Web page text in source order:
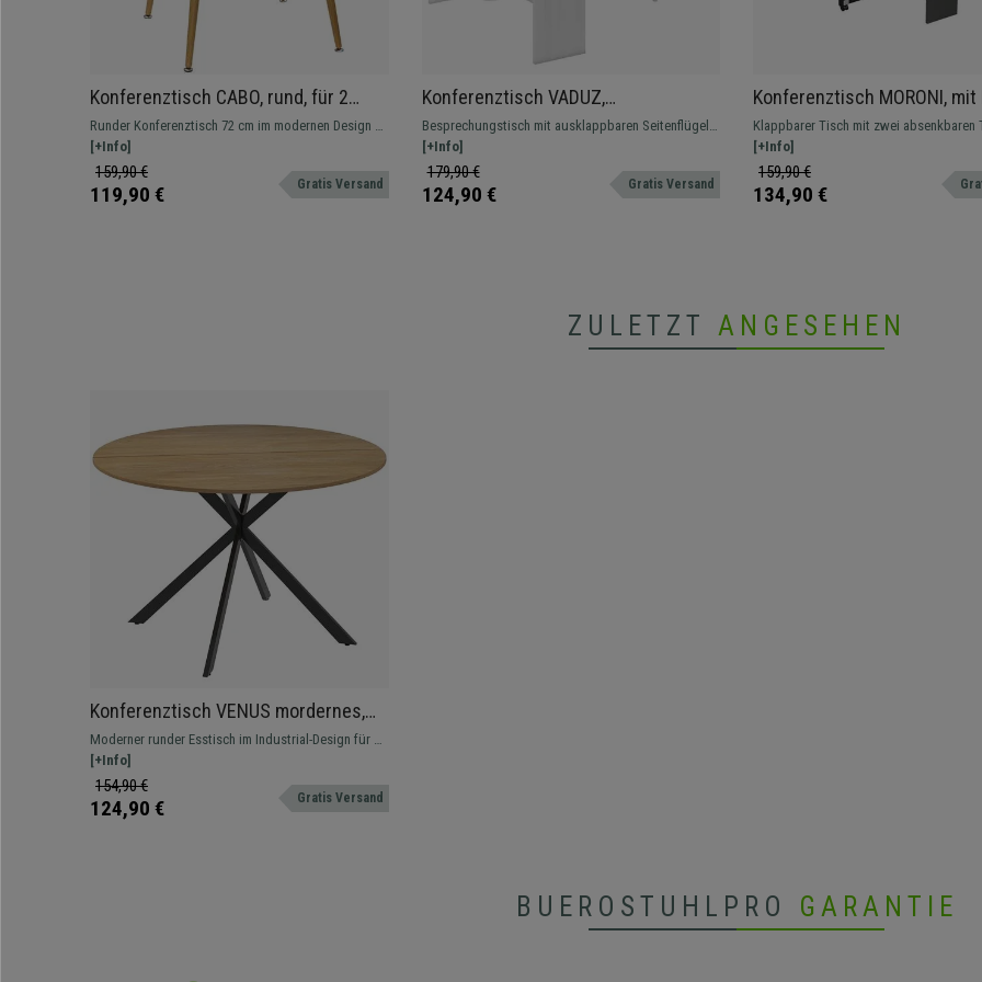
Konferenztisch CABO, rund, für 2
Personen, 72 x 75 cm, Holzoptik,
Farbe Mattweiß
Runder Konferenztisch 72 cm im modernen Design –
kompakt, stabil und vielseitig einsetzbar
[+Info]
159,90 €
119,90 € Gratis Versand
Konferenztisch VADUZ,
163/103/43x80x75 cm, ausklappbar,
Melaminholz, Farbe Weiß
Besprechungstisch mit ausklappbaren Seitenflügeln
für bis zu 6 Personen, geräumige Arbeitsfläche.
[+Info]
179,90 €
124,90 € Gratis Versand
Konferenztisch MORONI, mit
und Regalablagen, für bis zu
Personen, Farbe Schwarz
Klappbarer Tisch mit zwei absenkbaren
und integrierten Ablagefächern – perfekt
für bis zu sechs Personen oder als
Arbeitsplatz.
[+Info]
159,90 €
134,90 €
ZULETZT ANGESEHEN
Konferenztisch VENUS mordernes,
rundes Design, stabiles Stahlgestell,
Durchmesser 120cm, für 4 Personen,
Farbe helle Eiche
Moderner runder Esstisch im Industrial-Design für 4
Personen mit robustem Stahlgestell und Holzoptik,
Durchmesser 120cm
[+Info]
154,90 €
124,90 € Gratis Versand
BUEROSTUHLPRO GARANTIE